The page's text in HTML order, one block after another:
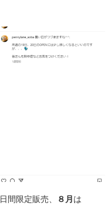
間限定販売、 ８月 は